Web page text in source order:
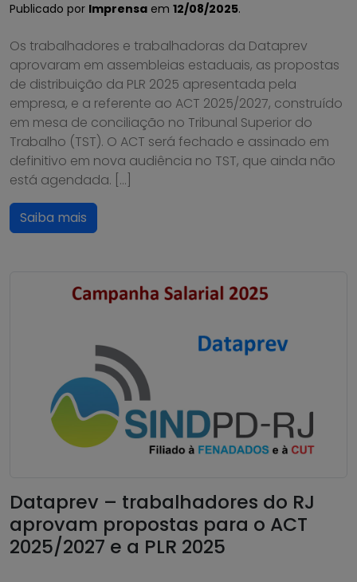
Publicado por Imprensa em 12/08/2025.
Os trabalhadores e trabalhadoras da Dataprev
aprovaram em assembleias estaduais, as propostas
de distribuição da PLR 2025 apresentada pela
empresa, e a referente ao ACT 2025/2027, construído
em mesa de conciliação no Tribunal Superior do
Trabalho (TST). O ACT será fechado e assinado em
definitivo em nova audiência no TST, que ainda não
está agendada. […]
Saiba mais
Dataprev – trabalhadores do RJ
aprovam propostas para o ACT
2025/2027 e a PLR 2025